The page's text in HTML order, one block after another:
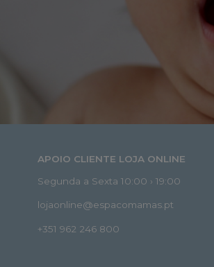
APOIO CLIENTE LOJA ONLINE
Segunda a Sexta 10:00 › 19:00
lojaonline@espacomamas.pt
+351 962 246 800